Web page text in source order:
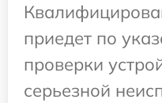
приедет по
проверки
серьезной